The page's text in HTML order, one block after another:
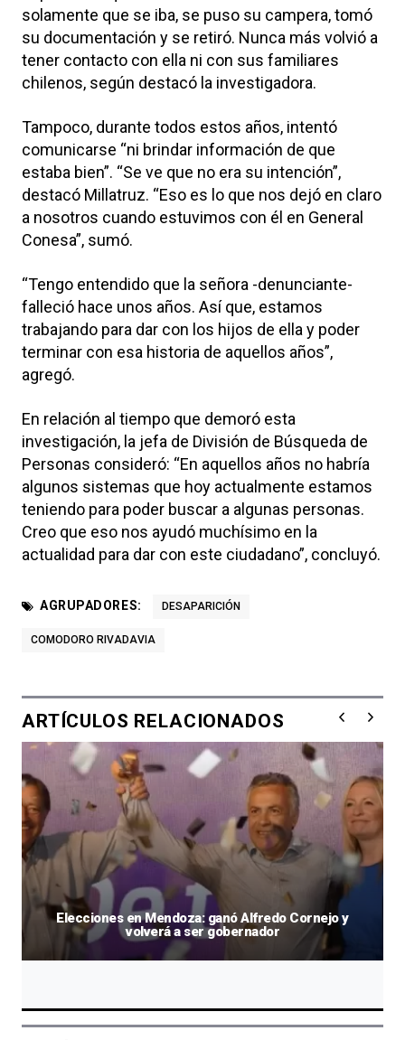
solamente que se iba, se puso su campera, tomó
su documentación y se retiró. Nunca más volvió a
tener contacto con ella ni con sus familiares
chilenos, según destacó la investigadora.
Tampoco, durante todos estos años, intentó
comunicarse “ni brindar información de que
estaba bien”. “Se ve que no era su intención”,
destacó Millatruz. “Eso es lo que nos dejó en claro
a nosotros cuando estuvimos con él en General
Conesa”, sumó.
“Tengo entendido que la señora -denunciante-
falleció hace unos años. Así que, estamos
trabajando para dar con los hijos de ella y poder
terminar con esa historia de aquellos años”,
agregó.
En relación al tiempo que demoró esta
investigación, la jefa de División de Búsqueda de
Personas consideró: “En aquellos años no habría
algunos sistemas que hoy actualmente estamos
teniendo para poder buscar a algunas personas.
Creo que eso nos ayudó muchísimo en la
actualidad para dar con este ciudadano”, concluyó.
AGRUPADORES: DESAPARICIÓN
COMODORO RIVADAVIA
ARTÍCULOS RELACIONADOS
Elecciones en Mendoza: ganó Alfredo Cornejo y
volverá a ser gobernador